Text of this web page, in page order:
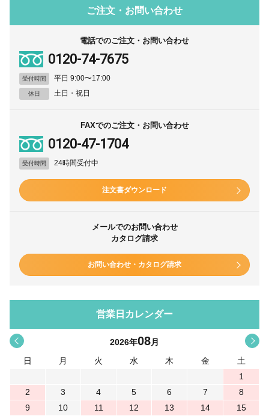
ご注文・お問い合わせ
電話でのご注文・お問い合わせ
0120-74-7675
受付時間 平日 9:00〜17:00
休日 土日・祝日
FAXでのご注文・お問い合わせ
0120-47-1704
受付時間 24時間受付中
注文書ダウンロード
メールでのお問い合わせ
カタログ請求
お問い合わせ・カタログ請求
営業日カレンダー
< >
2026年08月
日
月 火 水 木 金
土
1
2
3 4 5 6 7
8
9
10 11 12 13 14
15